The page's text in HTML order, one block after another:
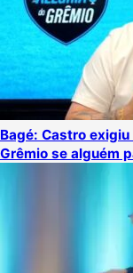
Bagé: Castro
Grêmio se alguém